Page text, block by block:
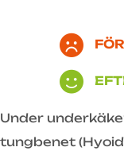
Under
tungbenet